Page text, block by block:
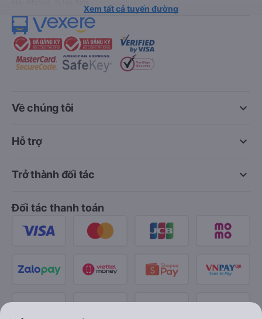
Xem tất cả tuyến đường
keyboard_arrow_down
Về chúng tôi
keyboard_arrow_down
Hỗ trợ
keyboard_arrow_down
Trở thành đối tác
Đối tác thanh toán